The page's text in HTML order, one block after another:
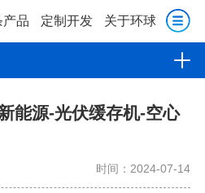
产品 定制开发 关于环球
能源-光伏缓存机-空心
时间：2024-07-14